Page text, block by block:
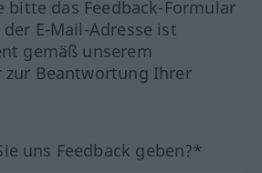
bitte das Feedback-Formular
E-Mail-Adresse ist
gemäß unserem
zur Beantwortung Ihrer
uns Feedback geben?*